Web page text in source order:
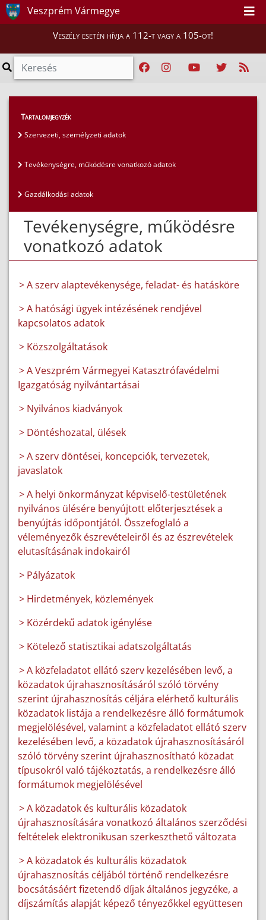
Veszprém Vármegye
Veszély esetén hívja a 112-t vagy a 105-öt!
Közérdekű adatok
Tevékenységre, működésre vonatkozó adatok
Tartalomjegyzék
Szervezeti, személyzeti adatok
Tevékenységre, működésre vonatkozó adatok
Gazdálkodási adatok
Tevékenységre, működésre
vonatkozó adatok
> A szerv alaptevékenysége, feladat- és hatásköre
> A hatósági ügyek intézésének rendjével
kapcsolatos adatok
> Közszolgáltatások
> A Veszprém Vármegyei Katasztrófavédelmi
Igazgatóság nyilvántartásai
> Nyilvános kiadványok
> Döntéshozatal, ülések
> A szerv döntései, koncepciók, tervezetek,
javaslatok
> A helyi önkormányzat képviselő-testületének
nyilvános ülésére benyújtott előterjesztések a
benyújtás időpontjától. Összefoglaló a
véleményezők észrevételeiről és az észrevételek
elutasításának indokairól
> Pályázatok
> Hirdetmények, közlemények
> Közérdekű adatok igénylése
> Kötelező statisztikai adatszolgáltatás
> A közfeladatot ellátó szerv kezelésében levő, a
közadatok újrahasznosításáról szóló törvény
szerint újrahasznosítás céljára elérhető kulturális
közadatok listája a rendelkezésre álló formátumok
megjelölésével, valamint a közfeladatot ellátó szerv
kezelésében levő, a közadatok újrahasznosításáról
szóló törvény szerint újrahasznosítható közadat
típusokról való tájékoztatás, a rendelkezésre álló
formátumok megjelölésével
> A közadatok és kulturális közadatok
újrahasznosítására vonatkozó általános szerződési
feltételek elektronikusan szerkeszthető változata
> A közadatok és kulturális közadatok
újrahasznosítás céljából történő rendelkezésre
bocsátásáért fizetendő díjak általános jegyzéke, a
díjszámítás alapját képező tényezőkkel együttesen